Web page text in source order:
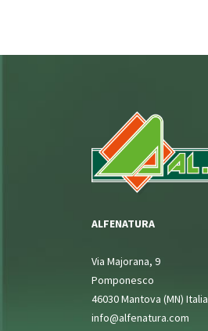
ALFENATURA
Via Majorana, 9
Pomponesco
46030 Mantova (MN) Italia
info@alfenatura.com